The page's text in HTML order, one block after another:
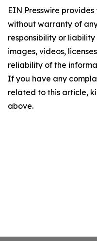
EIN Presswire
without warranty of
responsibility or
images, videos,
reliability of the
If you have any
related to this article,
above.